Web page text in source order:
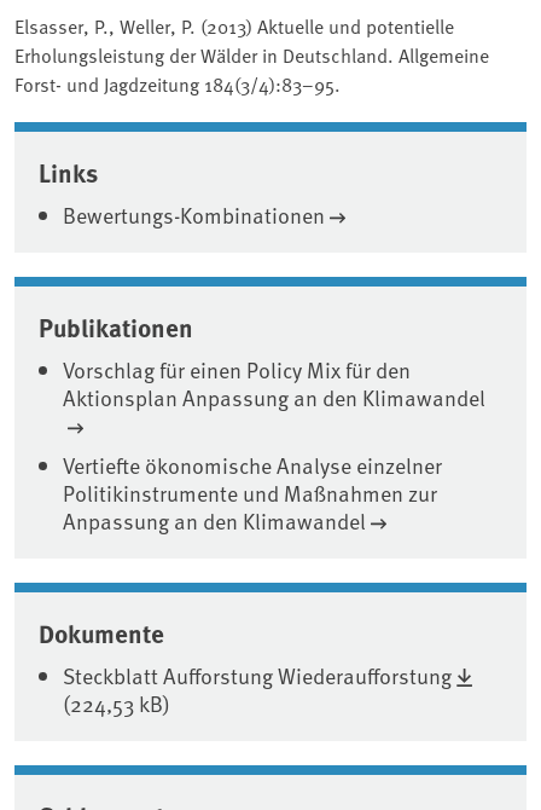
Elsasser, P., Weller, P. (2013) Aktuelle und potentielle
Erholungsleistung der Wälder in Deutschland. Allgemeine
Forst- und Jagdzeitung 184(3/4):83–95.
Associated content
Links
Bewertungs-Kombinationen
Publikationen
Vorschlag für einen Policy Mix für den
Aktionsplan Anpassung an den Klimawandel
Vertiefte ökonomische Analyse einzelner
Politikinstrumente und Maßnahmen zur
Anpassung an den Klimawandel
Dokumente
Steckblatt Aufforstung Wiederaufforstung
(224,53 kB)